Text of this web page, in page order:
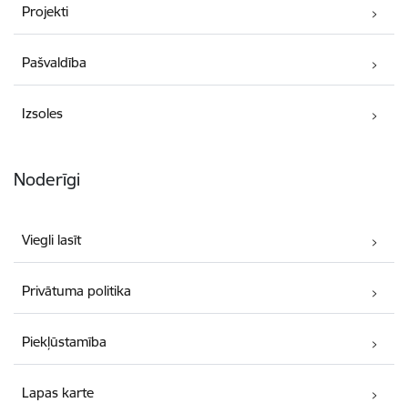
Projekti
Pašvaldība
Izsoles
Noderīgi
Viegli lasīt
Privātuma politika
Piekļūstamība
Lapas karte